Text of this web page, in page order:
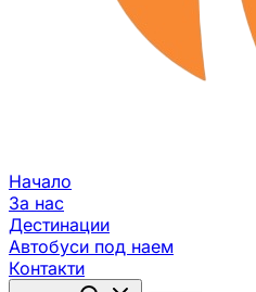
Начало
За нас
Дестинации
Автобуси под наем
Контакти